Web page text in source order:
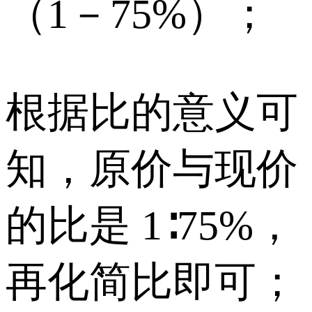
（1－75%）；
根据比的意义可
知，原价与现价
的比是 1∶75%，
再化简比即可；